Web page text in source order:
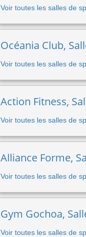
Voir toutes les salles de
Océania Club,
Voir toutes les salles de
Action Fitness,
Voir toutes les salles de
Alliance Forme,
Voir toutes les salles de
Gym Gochoa,
Voir toutes les salles de